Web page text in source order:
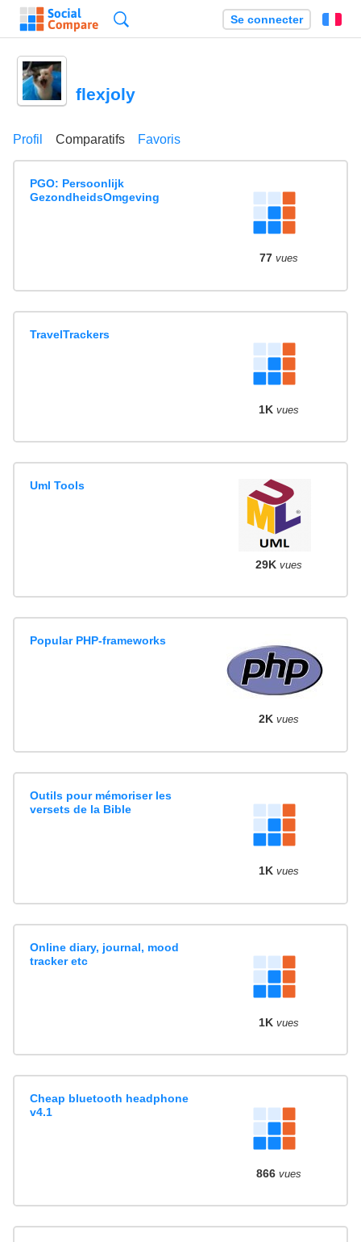
Se connecter
flexjoly
Profil Comparatifs Favoris
PGO: Persoonlijk
GezondheidsOmgeving
77 vues
TravelTrackers
1K vues
Uml Tools
29K vues
Popular PHP-frameworks
2K vues
Outils pour mémoriser les
versets de la Bible
1K vues
Online diary, journal, mood
tracker etc
1K vues
Cheap bluetooth headphone
v4.1
866 vues